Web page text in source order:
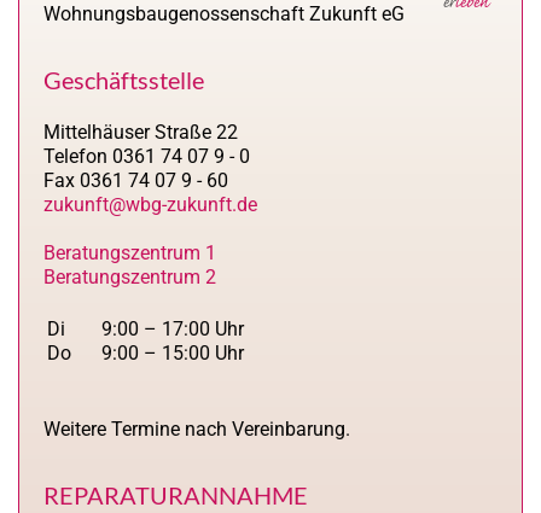
Wohnungsbaugenossenschaft Zukunft eG
Geschäftsstelle
Mittelhäuser Straße 22
Telefon 0361 74 07 9 - 0
Fax 0361 74 07 9 - 60
zukunft@wbg-zukunft.de
Beratungszentrum 1
Beratungszentrum 2
Di
Do
9:00 – 17:00 Uhr
9:00 – 15:00 Uhr
Weitere Termine nach Vereinbarung.
REPARATURANNAHME